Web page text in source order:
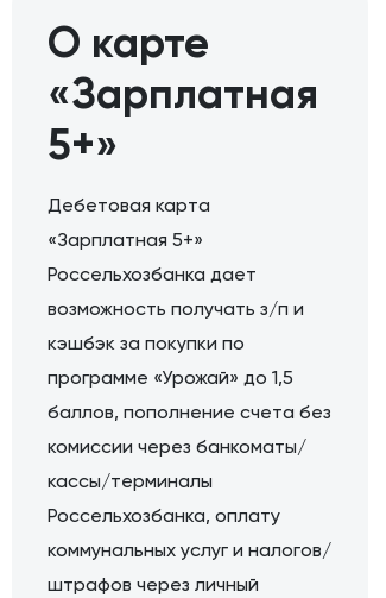
О карте
«Зарплатная
5+»
Дебетовая карта
«Зарплатная 5+»
Россельхозбанка дает
возможность получать з/п и
кэшбэк за покупки по
программе «Урожай» до 1,5
баллов, пополнение счета без
комиссии через банкоматы/
кассы/терминалы
Россельхозбанка, оплату
коммунальных услуг и налогов/
штрафов через личный